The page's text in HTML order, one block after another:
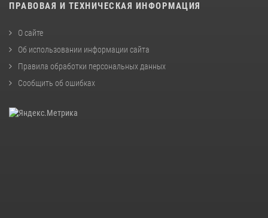
ПРАВОВАЯ И ТЕХНИЧЕСКАЯ ИНФОРМАЦИЯ
О сайте
Об использовании информации сайта
Правила обработки персональных данных
Сообщить об ошибках